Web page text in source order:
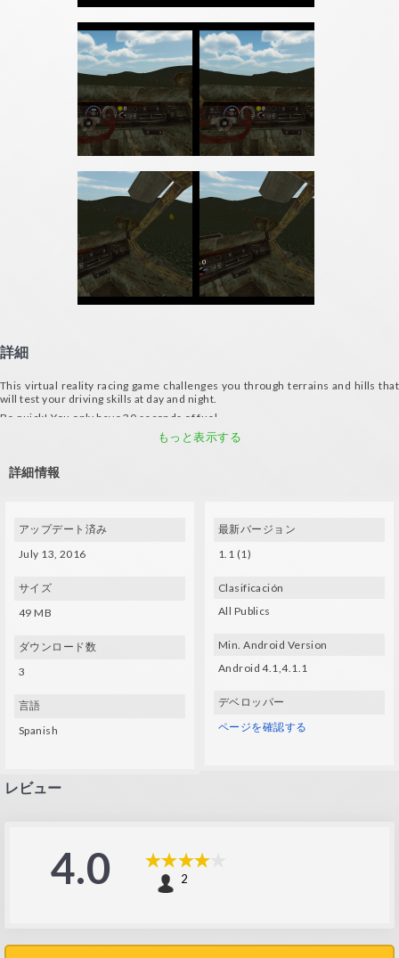
詳細
This virtual reality racing game challenges you through terrains and hills that
will test your driving skills at day and night.
Be quick! You only have 30 seconds of fuel...
- Compatible VR glasses (VXMASK, Lakento, Durovis, Google Cardboard, etc.)
もっと表示する
詳細情報
アップデート済み
July 13, 2016
サイズ
49 MB
ダウンロード数
3
言語
Spanish
最新バージョン
1.1 (1)
Clasificación
All Publics
Min. Android Version
Android 4.1,4.1.1
デベロッパー
ページを確認する
レビュー
4.0 2